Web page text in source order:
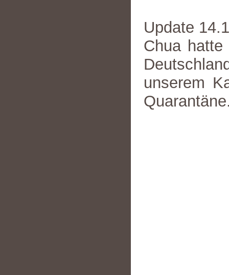
Update
Chua
unserem